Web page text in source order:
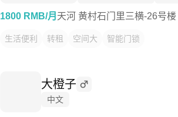
1800 RMB/月 天河 黄村石门里三横-26号楼
生活便利 转租 空间大 智能门锁
大橙子
中文